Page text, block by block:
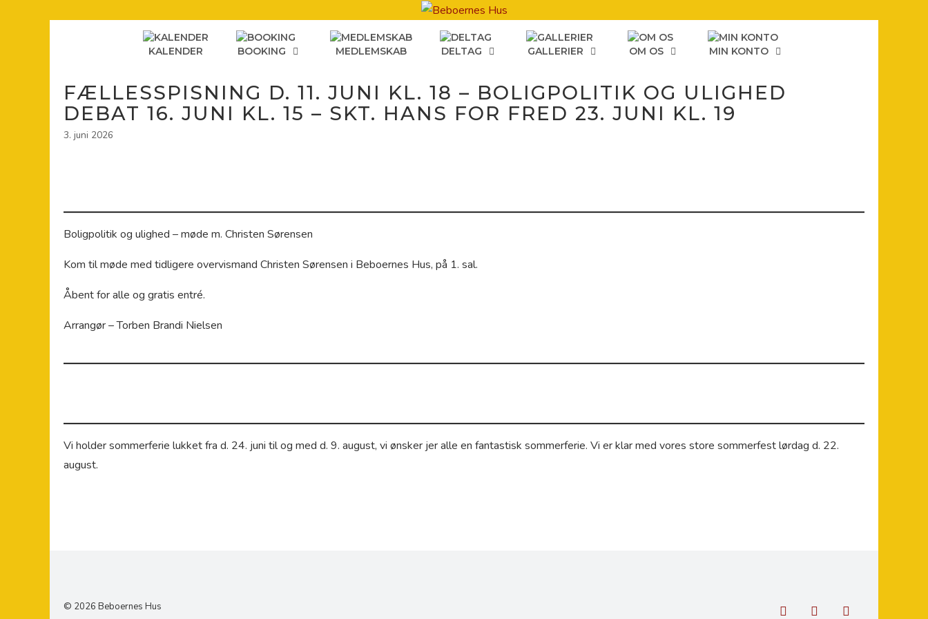
KALENDER BOOKING MEDLEMSKAB DELTAG GALLERIER OM OS MIN KONTO
FÆLLESSPISNING D. 11. JUNI KL. 18 – BOLIGPOLITIK OG ULIGHED
DEBAT 16. JUNI KL. 15 – SKT. HANS FOR FRED 23. JUNI KL. 19
3. juni 2026
Boligpolitik og ulighed – møde m. Christen Sørensen
Kom til møde med tidligere overvismand Christen Sørensen i Beboernes Hus, på 1. sal.
Åbent for alle og gratis entré.
Arrangør – Torben Brandi Nielsen
Vi holder sommerferie lukket fra d. 24. juni til og med d. 9. august, vi ønsker jer alle en fantastisk sommerferie. Vi er klar med vores store sommerfest lørdag d. 22.
august.
© 2026 Beboernes Hus